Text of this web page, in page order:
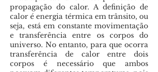
propagação do calor. A definição de
calor é energia térmica em trânsito, ou
seja, está em constante movimentação
e transferência entre os corpos do
universo. No entanto, para que ocorra
transferência de calor entre dois
corpos é necessário que ambos